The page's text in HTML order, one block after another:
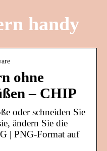
handy
ohne
– CHIP
oder schneiden Sie
ändern Sie die
| PNG-Format auf